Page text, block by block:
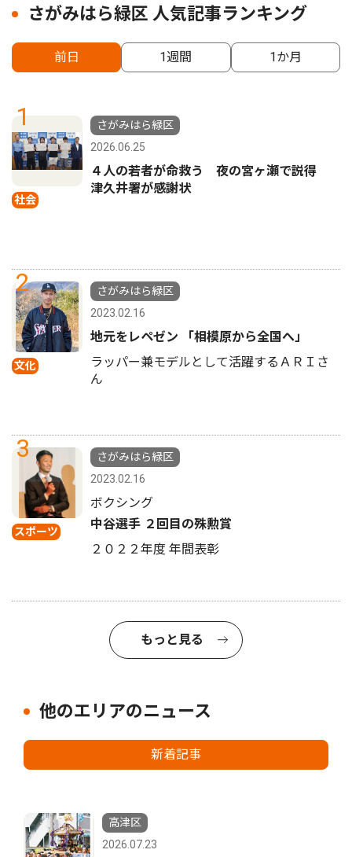
さがみはら緑区 人気記事ランキング
前日 1週間 1か月
1
社会
さがみはら緑区
2026.06.25
４人の若者が命救う 夜の宮ヶ瀬で説得
津久井署が感謝状
2
文化
さがみはら緑区
2023.02.16
地元をレペゼン 「相模原から全国へ」
ラッパー兼モデルとして活躍するＡＲＩさ
ん
3
スポーツ
さがみはら緑区
2023.02.16
ボクシング
中谷選手 ２回目の殊勲賞
２０２２年度 年間表彰
もっと見る
他のエリアのニュース
新着記事
高津区
2026.07.23